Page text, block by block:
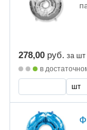
278,00 руб. за шт
в